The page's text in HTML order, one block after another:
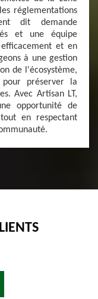
réglementations
dit demande
et une équipe
et en
à une gestion
de l'écosystème,
préserver la
Avec Artisan LT,
opportunité de
en respectant